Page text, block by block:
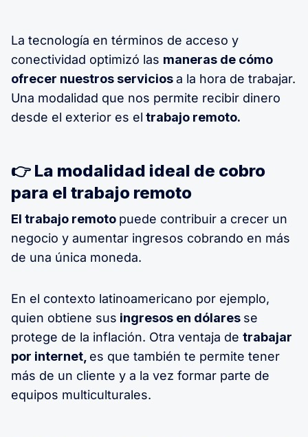
La tecnología en términos de acceso y
conectividad optimizó las maneras de cómo
ofrecer nuestros serviciosa la hora de trabajar.
Una modalidad que nos permite recibir dinero
desde el exterior es el trabajo remoto.
👉 La modalidad ideal de cobro
para el trabajo remoto
El trabajo remoto puede contribuir a crecer un
negocio y aumentar ingresos cobrando en más
de una única moneda.
En el contexto latinoamericano por ejemplo,
quien obtiene sus ingresos en dólares se
protege de la inflación. Otra ventaja de trabajar
por internet, es que también te permite tener
más de un cliente y a la vez formar parte de
equipos multiculturales.